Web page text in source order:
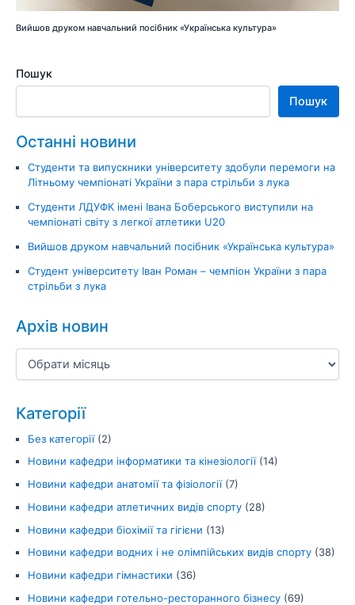
Вийшов друком навчальний посібник «Українська культура»
Пошук
Пошук
Останні новини
Студенти та випускники університету здобули перемоги на
Літньому чемпіонаті України з пара стрільби з лука
Студенти ЛДУФК імені Івана Боберського виступили на
чемпіонаті світу з легкої атлетики U20
Вийшов друком навчальний посібник «Українська культура»
Студент університету Іван Роман – чемпіон України з пара
стрільби з лука
Архів новин
Категорії
Без категорії(2)
Новини кафедри інформатики та кінезіології(14)
Новини кафедри анатомії та фізіології(7)
Новини кафедри атлетичних видів спорту (28)
Новини кафедри біохімії та гігієни (13)
Новини кафедри водних і не олімпійських видів спорту (38)
Новини кафедри гімнастики (36)
Новини кафедри готельно-ресторанного бізнесу (69)